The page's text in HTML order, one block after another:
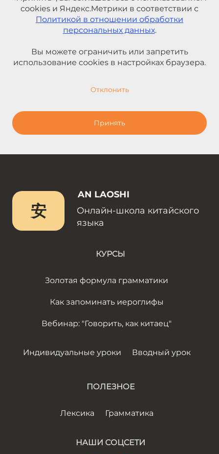
cookies и Яндекс.Метрики в соответствии с
Политикой в отношении обработки
персональных данных.
Вы можете ограничить или запретить
использование cookies в настройках браузера.
Отклонить
Принять
安
AN LAOSHI
Онлайн-школа китайского
языка
КУРСЫ
Золотая формула грамматики
Как запоминать иероглифы
Вебинар: "Говорить, как китаец"
Индивидуальные уроки Вводный урок
ПОЛЕЗНОЕ
Лексика Грамматика
НАШИ СОЦСЕТИ